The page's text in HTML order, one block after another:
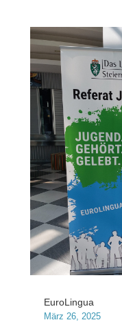
EuroLingua
März 26, 2025